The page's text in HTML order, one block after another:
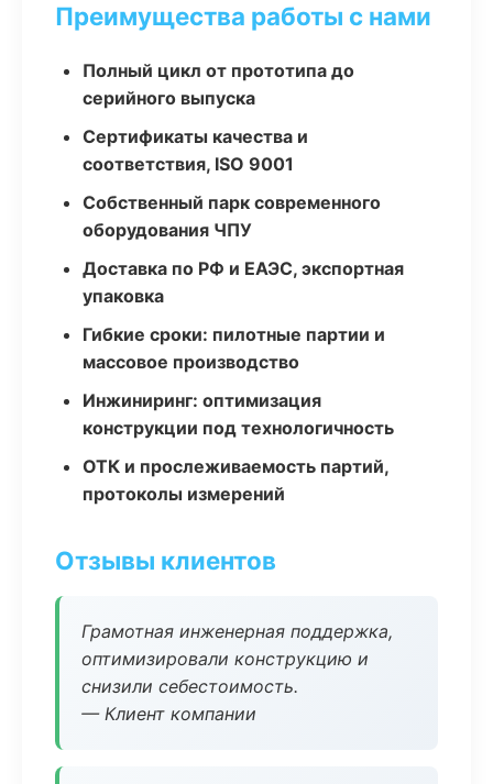
Преимущества работы с нами
Полный цикл от прототипа до
серийного выпуска
Сертификаты качества и
соответствия, ISO 9001
Собственный парк современного
оборудования ЧПУ
Доставка по РФ и ЕАЭС, экспортная
упаковка
Гибкие сроки: пилотные партии и
массовое производство
Инжиниринг: оптимизация
конструкции под технологичность
ОТК и прослеживаемость партий,
протоколы измерений
Отзывы клиентов
Грамотная инженерная поддержка,
оптимизировали конструкцию и
снизили себестоимость.
— Клиент компании